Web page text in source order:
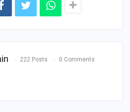
222 Posts 0 Comments